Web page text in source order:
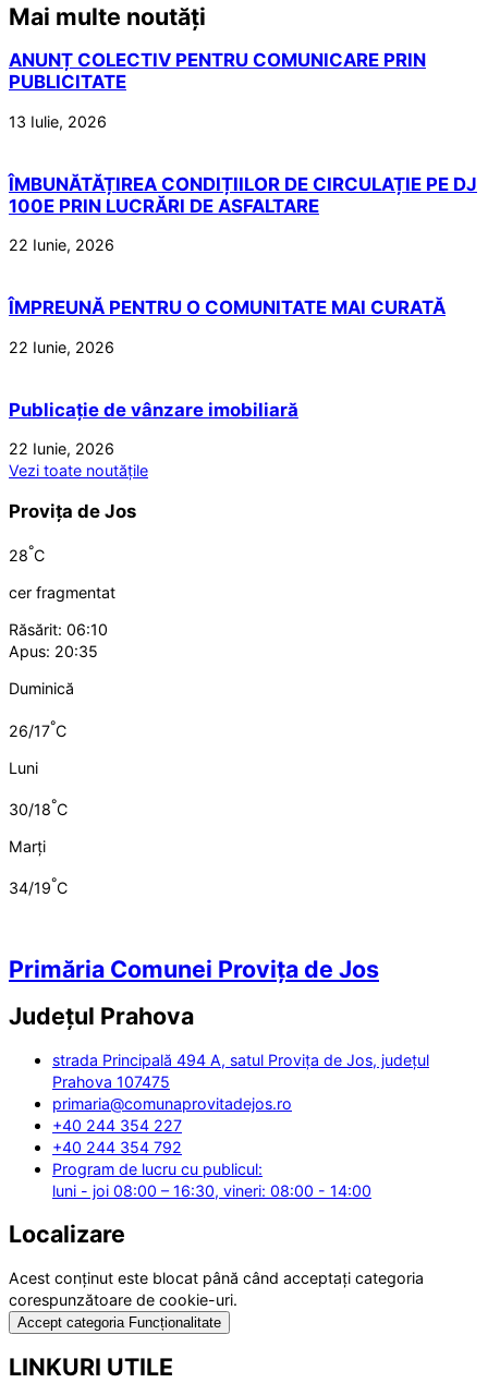
Mai multe noutăți
ANUNȚ COLECTIV PENTRU COMUNICARE PRIN
PUBLICITATE
13 Iulie, 2026
ÎMBUNĂTĂȚIREA CONDIȚIILOR DE CIRCULAȚIE PE DJ
100E PRIN LUCRĂRI DE ASFALTARE
22 Iunie, 2026
ÎMPREUNĂ PENTRU O COMUNITATE MAI CURATĂ
22 Iunie, 2026
Publicație de vânzare imobiliară
22 Iunie, 2026
Vezi toate noutățile
Provița de Jos
28°C
cer fragmentat
Răsărit: 06:10
Apus: 20:35
Duminică
26/17°C
Luni
30/18°C
Marți
34/19°C
Primăria Comunei Provița de Jos
Județul Prahova
strada Principală 494 A, satul Provița de Jos, județul
Prahova 107475
primaria@comunaprovitadejos.ro
+40 244 354 227
+40 244 354 792
Program de lucru cu publicul:
luni - joi 08:00 – 16:30, vineri: 08:00 - 14:00
Localizare
Acest conținut este blocat până când acceptați categoria
corespunzătoare de cookie-uri.
Accept categoria Funcționalitate
LINKURI UTILE